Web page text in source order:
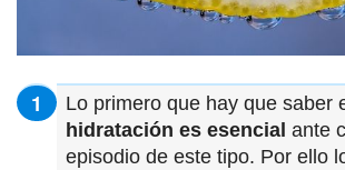
Lo primero que hay que saber
hidratación es esencial ante
episodio de este tipo. Por ello